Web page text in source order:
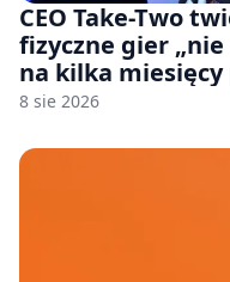
CEO Take-Two
fizyczne gier „nie
na kilka
8 sie 2026